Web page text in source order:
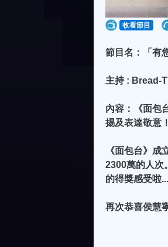
收看節目
節目名：「有
主持 : Bread-
內容：《面包
掦及表達敬意！
《面包台》
2300萬的人次
的得獎感受啦
再次恭喜侯慧